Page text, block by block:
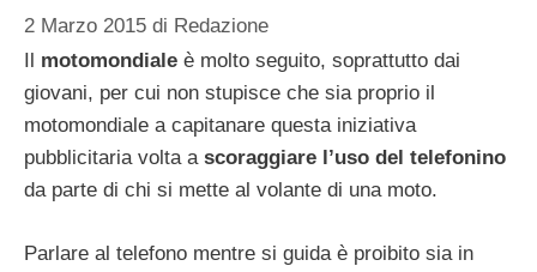
2 Marzo 2015 di Redazione
Il motomondiale è molto seguito, soprattutto dai
giovani, per cui non stupisce che sia proprio il
motomondiale a capitanare questa iniziativa
pubblicitaria volta ascoraggiare l’uso del telefonino
da parte di chi si mette al volante di una moto.
Parlare al telefono mentre si guida è proibito sia in